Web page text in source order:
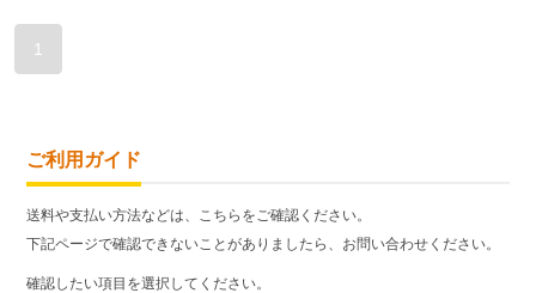
1
ご利用ガイド
送料や支払い方法などは、こちらをご確認ください。
下記ページで確認できないことがありましたら、お問い合わせください。
確認したい項目を選択してください。